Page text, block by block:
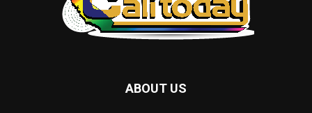
ABOUT US